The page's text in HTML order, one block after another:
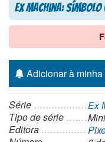
Ex Machina:
Adicionar à
Série
Ex
Tipo de série
Editora